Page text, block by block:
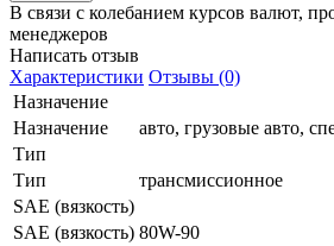
В связи с колебанием курсов валют,
менеджеров
Написать отзыв
Характеристики Отзывы (0)
Назначение
Назначение
авто, грузовые авто,
Тип
Тип
трансмиссионное
SAE (вязкость)
SAE (вязкость) 80W-90